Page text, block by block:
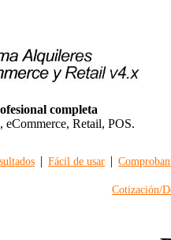
completa
eCommerce, Retail, POS.
| Fácil de usar |
Cotización/